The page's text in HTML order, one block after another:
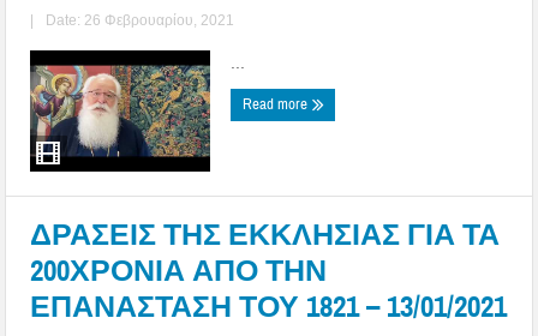
| Date: 26 Φεβρουαρίου, 2021
Read more
ΔΡΑΣΕΙΣ ΤΗΣ ΕΚΚΛΗΣΙΑΣ ΓΙΑ ΤΑ
200ΧΡΟΝΙΑ ΑΠΟ ΤΗΝ
ΕΠΑΝΑΣΤΑΣΗ ΤΟΥ 1821 – 13/01/2021